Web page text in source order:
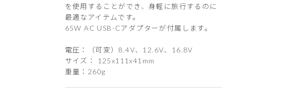
を使用することができ、身軽に旅行するのに
最適なアイテムです。
65W AC USB-Cアダプターが付属します。
電圧：（可変）8.4V、12.6V、16.8V
サイズ： 125x111x41mm
重量：260g